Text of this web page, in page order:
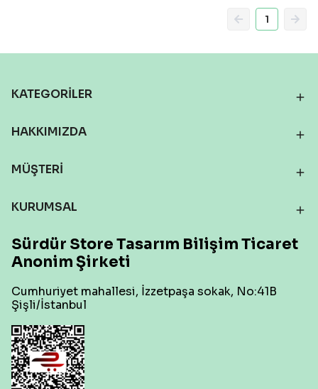
1
KATEGORİLER
HAKKIMIZDA
MÜŞTERİ
KURUMSAL
Sürdür Store Tasarım Bilişim Ticaret
Anonim Şirketi
Cumhuriyet mahallesi, İzzetpaşa sokak, No:41B
Şişli/İstanbul